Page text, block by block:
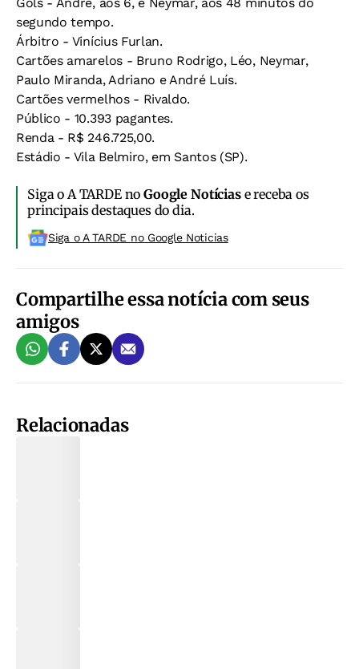
segundo tempo.
Árbitro - Vinícius Furlan.
Cartões amarelos - Bruno Rodrigo, Léo, Neymar,
Paulo Miranda, Adriano e André Luís.
Cartões vermelhos - Rivaldo.
Público - 10.393 pagantes.
Renda - R$ 246.725,00.
Estádio - Vila Belmiro, em Santos (SP).
Siga o A TARDE noGoogle Notíciase receba os
principais destaques do dia.
Siga o A TARDE no Google Noticias
Compartilhe essa notícia com seus
amigos
Relacionadas